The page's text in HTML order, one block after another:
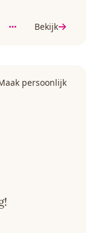
Bekijk
persoonlijk